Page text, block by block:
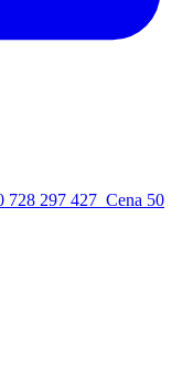
728 297 427 Cena 50